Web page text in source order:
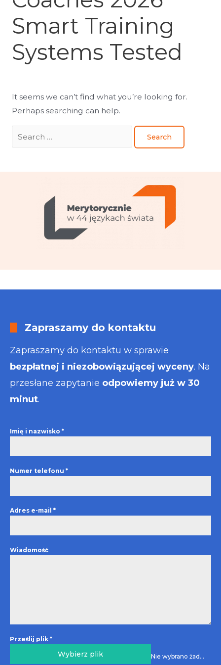
Smart Training
Systems Tested
It seems we can’t find what you’re looking for.
Perhaps searching can help.
Zapraszamy do kontaktu
Zapraszamy do kontaktu w sprawie
bezpłatnej i niezobowiązującej wyceny. Na
przesłane zapytanie odpowiemy już w 30
minut.
Imię i nazwisko *
Numer telefonu *
Adres e-mail *
Wiadomość
Prześlij plik *
Wybierz plik Nie wybrano żadnego pliku